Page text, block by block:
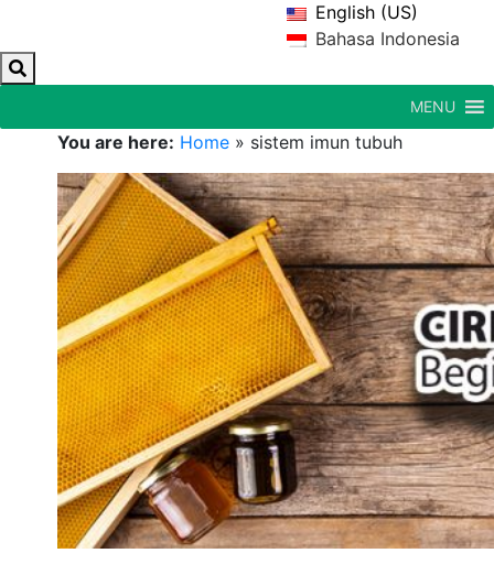
English (US)
Bahasa Indonesia
MENU
You are here: Home » sistem imun tubuh